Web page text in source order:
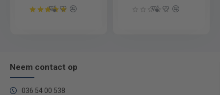
Neem contact op
036 54 00 538